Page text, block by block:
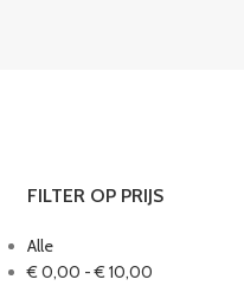
FILTER OP PRIJS
Alle
€ 0,00 -€ 10,00